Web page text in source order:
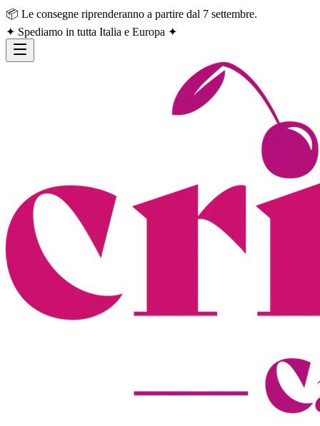
📦 Le consegne riprenderanno a partire dal 7 settembre.
✦ Spediamo in tutta Italia e Europa ✦